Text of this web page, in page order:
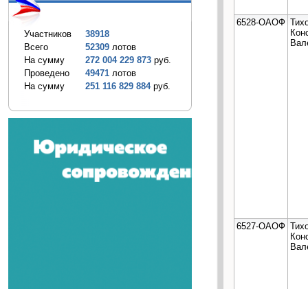
Участников
38918
Всего
52309 лотов
На сумму
272 004 229 873 руб.
Проведено
49471 лотов
На сумму
251 116 829 884руб.
6528-ОАОФ
6527-ОАОФ